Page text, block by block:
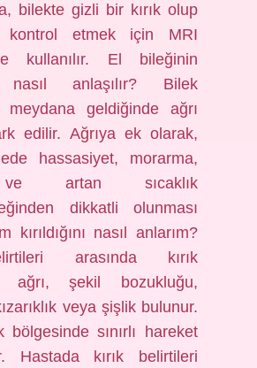
bilekte gizli bir kırık olup
kontrol etmek için MRI
kullanılır. El bileğinin
nasıl anlaşılır? Bilek
meydana geldiğinde ağrı
edilir. Ağrıya ek olarak,
hassasiyet, morarma,
artan sıcaklık
dikkatli olunması
kırıldığını nasıl anlarım?
arasında kırık
ağrı, şekil bozukluğu,
veya şişlik bulunur.
bölgesinde sınırlı hareket
Hastada kırık belirtileri